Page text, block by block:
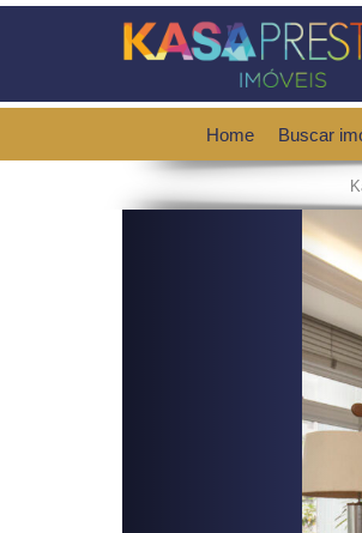
Home Buscar
Previous